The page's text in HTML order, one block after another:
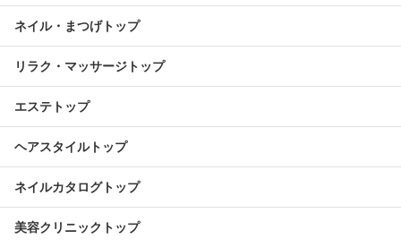
ネイル・まつげトップ
リラク・マッサージトップ
エステトップ
ヘアスタイルトップ
ネイルカタログトップ
美容クリニックトップ